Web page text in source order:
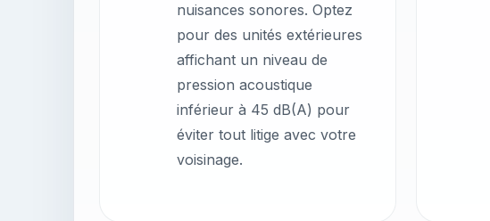
nuisances sonores. Optez
pour des unités extérieures
affichant un niveau de
pression acoustique
inférieur à 45 dB(A) pour
éviter tout litige avec votre
voisinage.